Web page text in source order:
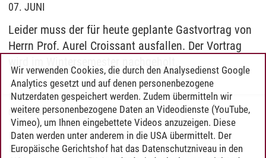
07. JUNI
Leider muss der für heute geplante Gastvortrag von
Herrn Prof. Aurel Croissant ausfallen. Der Vortrag
07.06.2016
Wir verwenden Cookies, die durch den Analysedienst Google
Analytics gesetzt und auf denen personenbezogene
Nutzerdaten gespeichert werden. Zudem übermitteln wir
weitere personenbezogene Daten an Videodienste (YouTube,
Vimeo), um Ihnen eingebettete Videos anzuzeigen. Diese
Daten werden unter anderem in die USA übermittelt. Der
Europäische Gerichtshof hat das Datenschutzniveau in den